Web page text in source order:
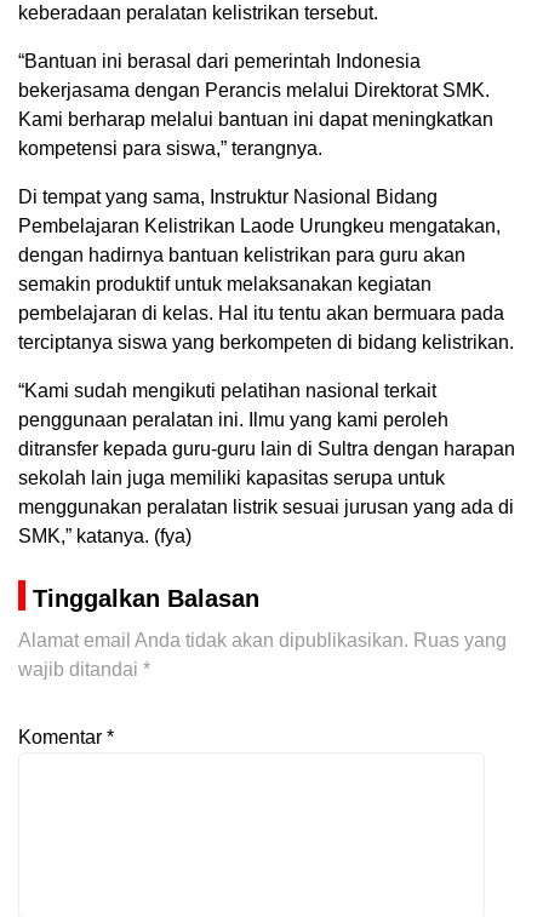
keberadaan peralatan kelistrikan tersebut.
“Bantuan ini berasal dari pemerintah Indonesia
bekerjasama dengan Perancis melalui Direktorat SMK.
Kami berharap melalui bantuan ini dapat meningkatkan
kompetensi para siswa,” terangnya.
Di tempat yang sama, Instruktur Nasional Bidang
Pembelajaran Kelistrikan Laode Urungkeu mengatakan,
dengan hadirnya bantuan kelistrikan para guru akan
semakin produktif untuk melaksanakan kegiatan
pembelajaran di kelas. Hal itu tentu akan bermuara pada
terciptanya siswa yang berkompeten di bidang kelistrikan.
“Kami sudah mengikuti pelatihan nasional terkait
penggunaan peralatan ini. Ilmu yang kami peroleh
ditransfer kepada guru-guru lain di Sultra dengan harapan
sekolah lain juga memiliki kapasitas serupa untuk
menggunakan peralatan listrik sesuai jurusan yang ada di
SMK,” katanya. (fya)
Tinggalkan Balasan
Alamat email Anda tidak akan dipublikasikan. Ruas yang
wajib ditandai *
Komentar *